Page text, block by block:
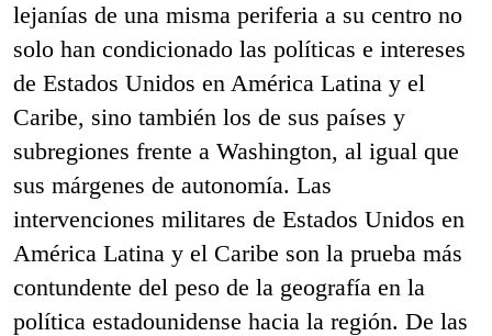
lejanías de una misma periferia a su centro no
solo han condicionado las políticas e intereses
de Estados Unidos en América Latina y el
Caribe, sino también los de sus países y
subregiones frente a Washington, al igual que
sus márgenes de autonomía. Las
intervenciones militares de Estados Unidos en
América Latina y el Caribe son la prueba más
contundente del peso de la geografía en la
política estadounidense hacia la región. De las